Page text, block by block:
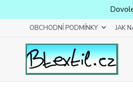
OBCHODNÍ PODMÍNKY JAK